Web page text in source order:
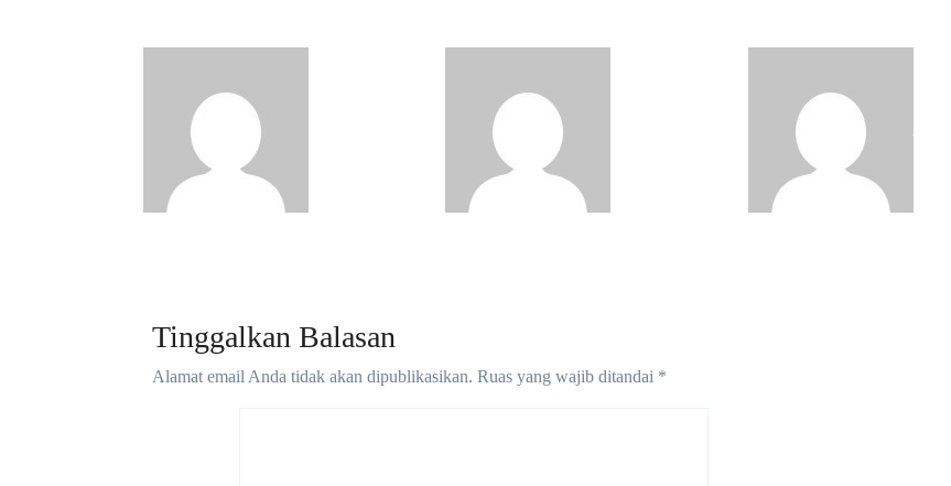
Tinggalkan Balasan
Alamat email Anda tidak akan dipublikasikan. Ruas yang wajib ditandai *